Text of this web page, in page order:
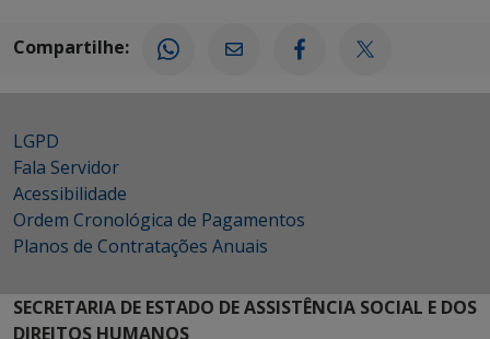
Compartilhe:
LGPD
Fala Servidor
Acessibilidade
Ordem Cronológica de Pagamentos
Planos de Contratações Anuais
SECRETARIA DE ESTADO DE ASSISTÊNCIA SOCIAL E DOS
DIREITOS HUMANOS